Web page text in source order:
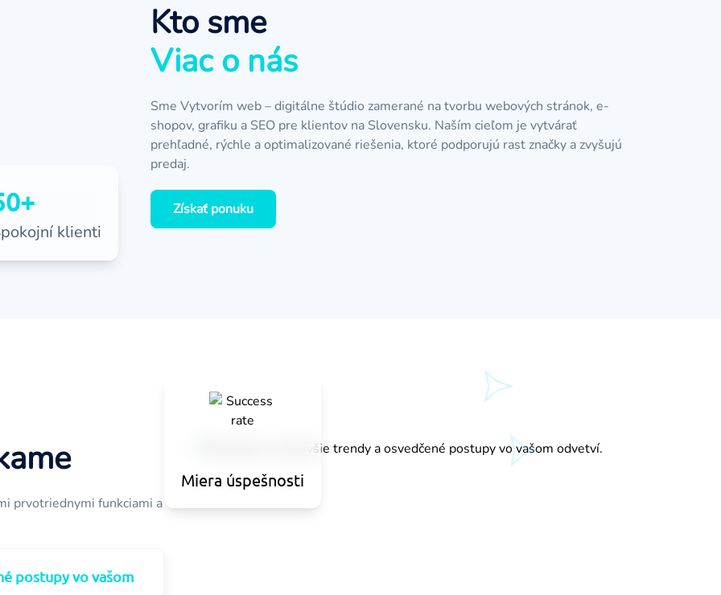
klienti
Kto sme
Viac o nás
Sme Vytvorím web – digitálne štúdio zamerané na tvorbu webových stránok, e-
shopov, grafiku a SEO pre klientov na Slovensku. Naším cieľom je vytvárať
prehľadné, rýchle a optimalizované riešenia, ktoré podporujú rast značky a zvyšujú
predaj.
Získať ponuku
prvotriednymi funkciami a
postupy vo vašom
Miera úspešnosti